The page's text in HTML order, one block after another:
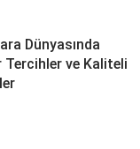
Dünyasında
Tercihler ve Kaliteli